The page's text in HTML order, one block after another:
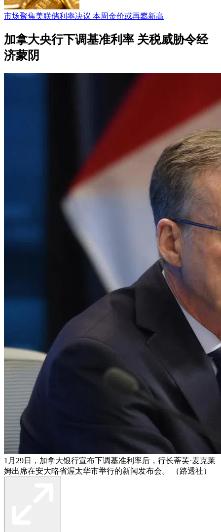
市场聚焦美联储利率决议 本周金价或再攀新高
加拿大央行下调基准利率 关税威胁令经
济蒙阴
1月29日，加拿大银行宣布下调基准利率后，行长蒂芙·麦克莱
姆出席在安大略省渥太华市举行的新闻发布会。 （路透社）